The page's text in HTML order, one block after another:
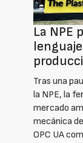
La NPE
Tras una
la NPE, la
mercado
mecánica
OPC UA